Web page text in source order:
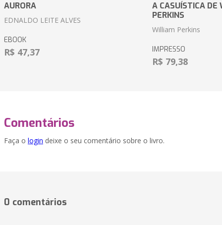
AURORA
EDNALDO LEITE ALVES
EBOOK
R$ 47,37
A CASUÍSTICA DE
PERKINS
William Perkins
IMPRESSO
R$ 79,38
Comentários
Faça o login deixe o seu comentário sobre o livro.
0 comentários